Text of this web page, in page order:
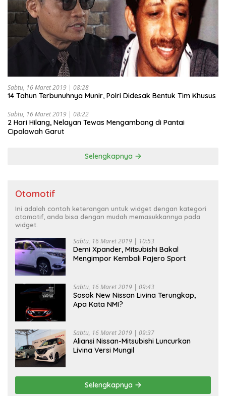
Sabtu, 16 Maret 2019 | 08:28
14 Tahun Terbunuhnya Munir, Polri Didesak Bentuk Tim Khusus
Sabtu, 16 Maret 2019 | 08:22
2 Hari Hilang, Nelayan Tewas Mengambang di Pantai
Cipalawah Garut
Selengkapnya
Otomotif
Ini adalah contoh keterangan untuk widget dengan kategori
otomotif, anda bisa dengan mudah memasukkannya pada
widget.
Sabtu, 16 Maret 2019 | 10:53
Demi Xpander, Mitsubishi Bakal
Mengimpor Kembali Pajero Sport
Sabtu, 16 Maret 2019 | 09:43
Sosok New Nissan Livina Terungkap,
Apa Kata NMI?
Sabtu, 16 Maret 2019 | 09:37
Aliansi Nissan-Mitsubishi Luncurkan
Livina Versi Mungil
Selengkapnya